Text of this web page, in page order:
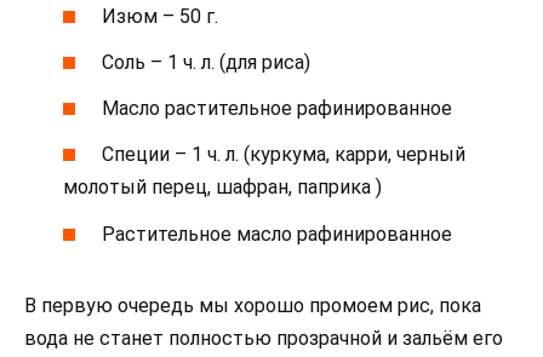
Изюм – 50 г.
Соль – 1 ч. л. (для риса)
Масло растительное рафинированное
Специи – 1 ч. л. (куркума, карри, черный
молотый перец, шафран, паприка )
Растительное масло рафинированное
В первую очередь мы хорошо промоем рис, пока
вода не станет полностью прозрачной и зальём его